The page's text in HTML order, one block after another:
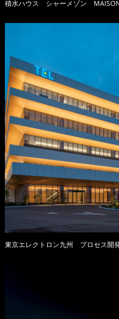
積水ハウス シャーメゾン
東京エレクトロン九州 プロセス開